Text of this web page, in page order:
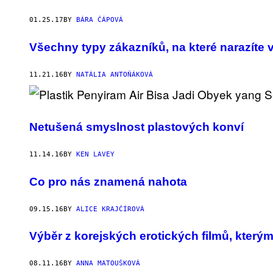
01.25.17 BY BÁRA ČÁPOVÁ
Všechny typy zákazníků, na které narazíte
11.21.16BY NATÁLIA ANTOŇÁKOVÁ
Netušená smyslnost plastových konví
11.14.16 BY KEN LAVEY
Co pro nás znamená nahota
09.15.16BY ALICE KRAJČÍROVÁ
Výběr z korejských erotických filmů,
08.11.16 BY ANNA MATOUŠKOVÁ